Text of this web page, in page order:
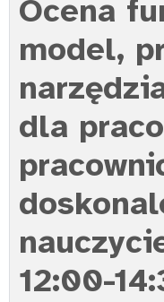
Ocena
model,
dla
12:00-